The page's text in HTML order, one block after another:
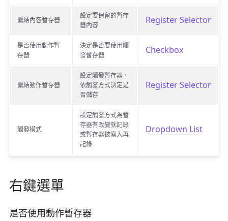
繫結內容暫存器
設定要保留的暫存
器內容
Register Selector
是否使用動作暫
存器
決定是否要使用觸
發暫存器
Checkbox
繫結動作暫存器
設定觸發暫存器，
依觸發方式決定是
否儲存
Register Selector
觸發模式
設定觸發方式為暫
存器有改變就記錄
或暫存器被寫入再
記錄
Dropdown List
右鍵選單
是否使用動作暫存器